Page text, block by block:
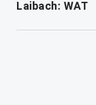
Laibach: WAT